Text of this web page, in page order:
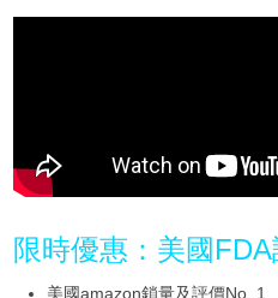
限時優惠：美國
美國amazon鎖量及評價No. 1